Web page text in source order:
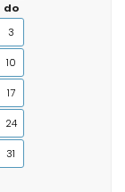
do
3
10
17
24
31